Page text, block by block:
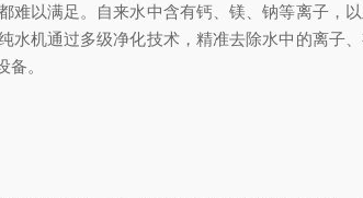
以满足。自来水中含有钙、镁、钠等离子，
水机通过多级净化技术，精准去除水中的离子
。